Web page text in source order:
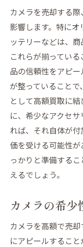
カメラを売却する
影響します。特に
ッテリーなどは、商
これらが揃ってい
品の信頼性をアピ
が整っていること
として高額買取に
に、希少なアクセ
れば、それ自体が
価を受ける可能性
っかりと準備する
えるでしょう。
カメラの希
カメラを高額で売
にアピールするこ